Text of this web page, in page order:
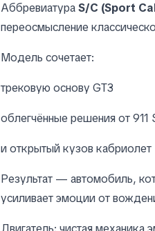
АббревиатураS/C (Sport
переосмысление
Модель сочетает:
трековую основу GT3
облегчённые решения от 911
и открытый кузов кабриолет
Результат — автомобиль,
усиливает эмоции от